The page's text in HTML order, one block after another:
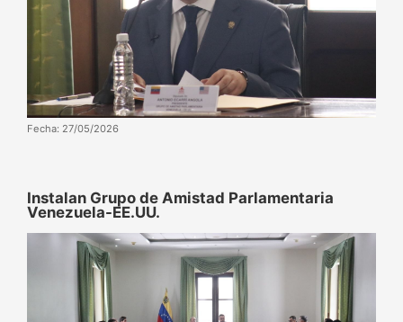
Fecha: 27/05/2026
Instalan Grupo de Amistad Parlamentaria
Venezuela-EE.UU.